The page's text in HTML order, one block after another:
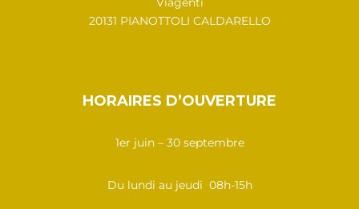
20131 PIANOTTOLI CALDARELLO
HORAIRES D’OUVERTURE
1er juin – 30 septembre
Du lundi au jeudi 08h-15h